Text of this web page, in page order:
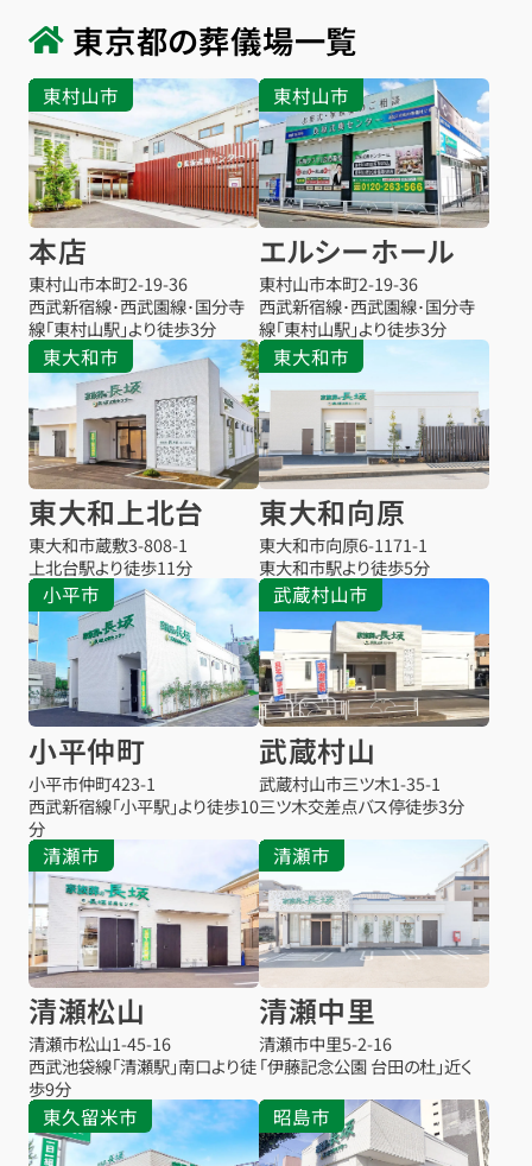
東京都の葬儀場一覧
東村山市
本店
東村山市本町2-19-36
西武新宿線･西武園線･国分寺
線「東村山駅」より徒歩3分
東村山市
エルシーホール
東村山市本町2-19-36
西武新宿線･西武園線･国分寺
線「東村山駅」より徒歩3分
東大和市
東大和上北台
東大和市蔵敷3-808-1
上北台駅より徒歩11分
東大和市
東大和向原
東大和市向原6-1171-1
東大和市駅より徒歩5分
小平市
小平仲町
小平市仲町423-1
西武新宿線「小平駅」より徒歩10
分
武蔵村山市
武蔵村山
武蔵村山市三ツ木1-35-1
三ツ木交差点バス停徒歩3分
清瀬市
清瀬松山
清瀬市松山1-45-16
西武池袋線「清瀬駅」南口より徒
歩9分
清瀬市
清瀬中里
清瀬市中里5-2-16
「伊藤記念公園 台田の杜」近く
東久留米市 昭島市